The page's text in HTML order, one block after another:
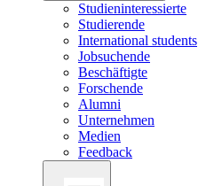
Studieninteressierte
Studierende
International students
Jobsuchende
Beschäftigte
Forschende
Alumni
Unternehmen
Medien
Feedback